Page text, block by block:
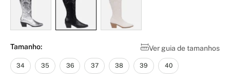
Ver guia de tamanhos
Tamanho:
34 35 36 37 38 39 40